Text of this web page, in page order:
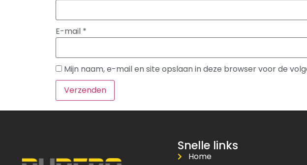
E-mail *
Mijn naam, e-mail en site opslaan in deze browser voor de
Snelle links
Home